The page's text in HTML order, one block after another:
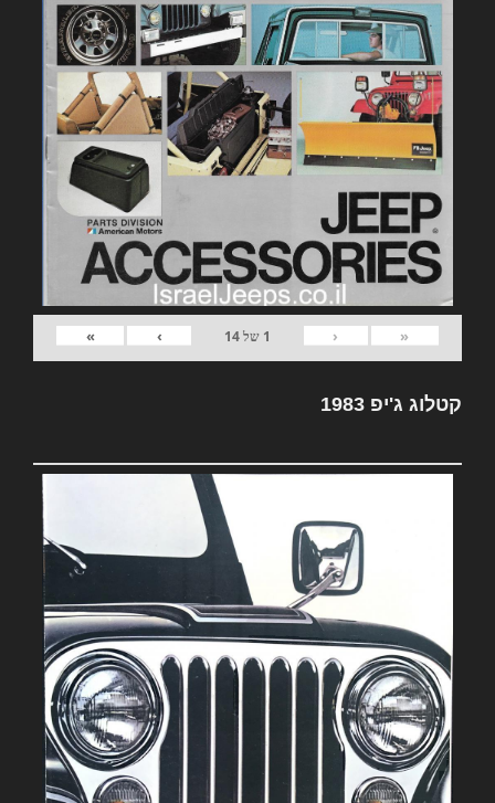
«
‹
1 של14
›
»
קטלוג ג'יפ 1983